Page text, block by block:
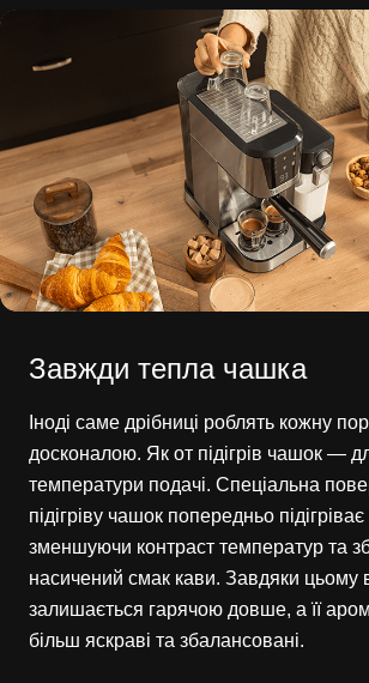
Завжди тепла чашка
Іноді саме дрібниці роблять кожну
досконалою. Як от підігрів чашок —
температури подачі. Спеціальна
підігріву чашок попередньо
зменшуючи контраст температур та
насичений смак кави. Завдяки цьому
залишається гарячою довше, а її
більш яскраві та збалансовані.